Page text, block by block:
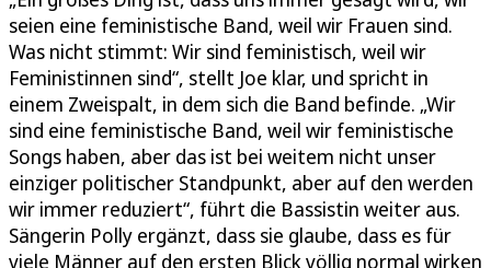
seien eine feministische Band, weil wir Frauen sind.
Was nicht stimmt: Wir sind feministisch, weil wir
Feministinnen sind“, stellt Joe klar, und spricht in
einem Zweispalt, in dem sich die Band befinde. „Wir
sind eine feministische Band, weil wir feministische
Songs haben, aber das ist bei weitem nicht unser
einziger politischer Standpunkt, aber auf den werden
wir immer reduziert“, führt die Bassistin weiter aus.
Sängerin Polly ergänzt, dass sie glaube, dass es für
viele Männer auf den ersten Blick völlig normal wirken